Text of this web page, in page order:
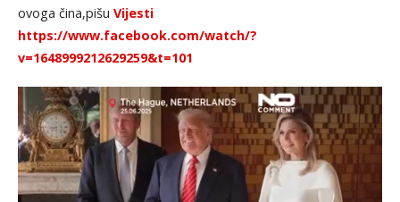
ovoga čina,pišu Vijesti
https://www.facebook.com/watch/?
v=1648999212629259&t=101